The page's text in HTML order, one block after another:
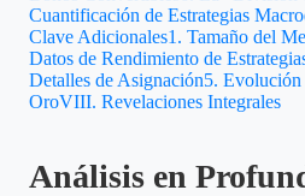
Cuantificación de Estrategias
Clave Adicionales1. Tamaño del
Datos de Rendimiento de
Detalles de Asignación5. Evolución
OroVIII. Revelaciones Integrales
Análisis en